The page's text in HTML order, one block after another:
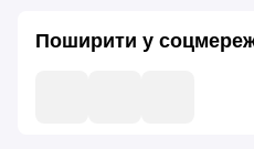
Поширити у